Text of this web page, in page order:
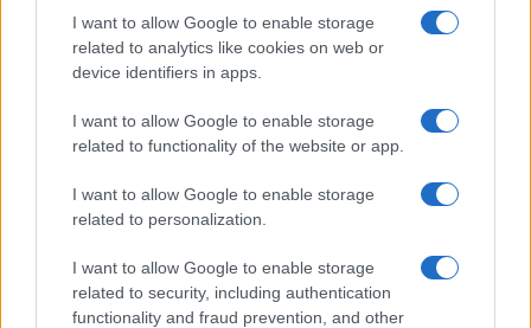
I want to allow Google to enable storage
related to analytics like cookies on web or
device identifiers in apps.
I want to allow Google to enable storage
related to functionality of the website or app.
I want to allow Google to enable storage
related to personalization.
I want to allow Google to enable storage
related to security, including authentication
functionality and fraud prevention, and other
Retention nel settore finanziario: soluzioni per
fidelizzare i professionisti nel 2026
Ilaria Galli · 7 Ago 2026